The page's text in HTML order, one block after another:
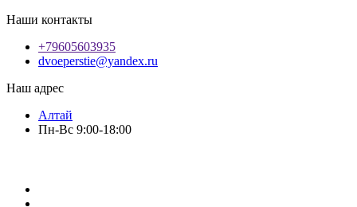
Наши контакты
+79605603935
dvoeperstie@yandex.ru
Наш адрес
Алтай
Пн-Вс 9:00-18:00